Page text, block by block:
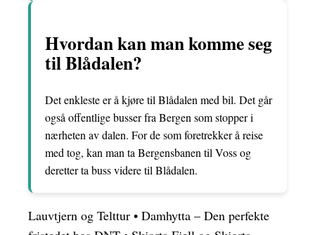
Hvordan kan man komme seg
til Blådalen?
Det enkleste er å kjøre til Blådalen med bil. Det går
også offentlige busser fra Bergen som stopper i
nærheten av dalen. For de som foretrekker å reise
med tog, kan man ta Bergensbanen til Voss og
deretter ta buss videre til Blådalen.
Lauvtjern og Telttur • Damhytta – Den perfekte